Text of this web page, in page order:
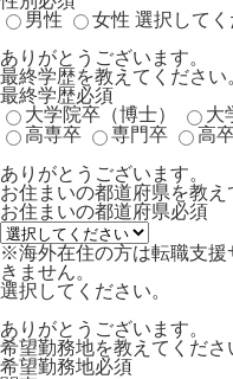
男性
女性 選択してく
ありがとうございます。
最終学歴を教えてください
最終学歴必須
大学院卒（博士）
大
高専卒
専門卒 高
ありがとうございます。
お住まいの都道府県を教え
お住まいの都道府県必須
※海外在住の方は転職支援
きません。
選択してください。
ありがとうございます。
希望勤務地を教えてくださ
希望勤務地必須